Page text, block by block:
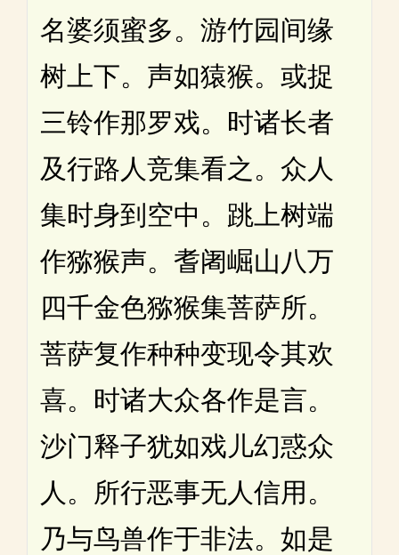
名婆须蜜多。游竹园间缘
树上下。声如猿猴。或捉
三铃作那罗戏。时诸长者
及行路人竞集看之。众人
集时身到空中。跳上树端
作猕猴声。耆阇崛山八万
四千金色猕猴集菩萨所。
菩萨复作种种变现令其欢
喜。时诸大众各作是言。
沙门释子犹如戏儿幻惑众
人。所行恶事无人信用。
乃与鸟兽作于非法。如是